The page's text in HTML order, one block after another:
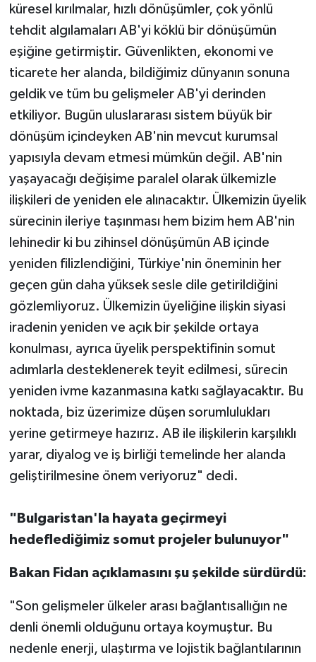
küresel kırılmalar, hızlı dönüşümler, çok yönlü
tehdit algılamaları AB'yi köklü bir dönüşümün
eşiğine getirmiştir. Güvenlikten, ekonomi ve
ticarete her alanda, bildiğimiz dünyanın sonuna
geldik ve tüm bu gelişmeler AB'yi derinden
etkiliyor. Bugün uluslararası sistem büyük bir
dönüşüm içindeyken AB'nin mevcut kurumsal
yapısıyla devam etmesi mümkün değil. AB'nin
yaşayacağı değişime paralel olarak ülkemizle
ilişkileri de yeniden ele alınacaktır. Ülkemizin üyelik
sürecinin ileriye taşınması hem bizim hem AB'nin
lehinedir ki bu zihinsel dönüşümün AB içinde
yeniden filizlendiğini, Türkiye'nin öneminin her
geçen gün daha yüksek sesle dile getirildiğini
gözlemliyoruz. Ülkemizin üyeliğine ilişkin siyasi
iradenin yeniden ve açık bir şekilde ortaya
konulması, ayrıca üyelik perspektifinin somut
adımlarla desteklenerek teyit edilmesi, sürecin
yeniden ivme kazanmasına katkı sağlayacaktır. Bu
noktada, biz üzerimize düşen sorumlulukları
yerine getirmeye hazırız. AB ile ilişkilerin karşılıklı
yarar, diyalog ve iş birliği temelinde her alanda
geliştirilmesine önem veriyoruz" dedi.
"Bulgaristan'la hayata geçirmeyi
hedeflediğimiz somut projeler bulunuyor"
Bakan Fidan açıklamasını şu şekilde sürdürdü:
"Son gelişmeler ülkeler arası bağlantısallığın ne
denli önemli olduğunu ortaya koymuştur. Bu
nedenle enerji, ulaştırma ve lojistik bağlantılarının